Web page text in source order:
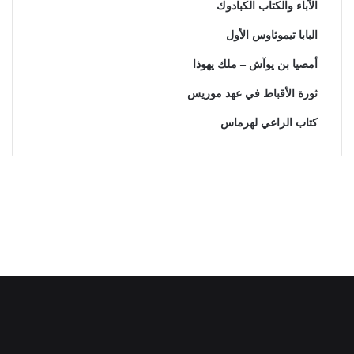
الآباء والكتاب الكبادوك
البابا تيموثاوس الأول
أمصيا بن يوآش – ملك يهوذا
ثورة الأقباط في عهد موريس
كتاب الراعي لهرماس